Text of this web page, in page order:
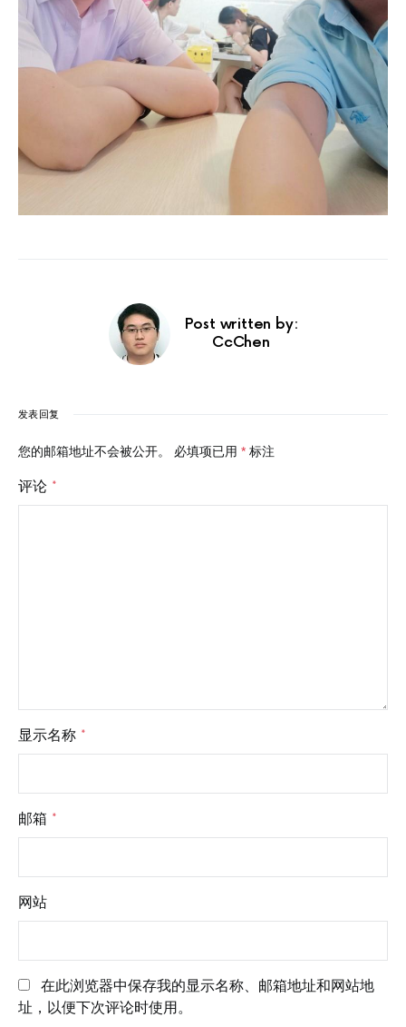
Post written by:
CcChen
发表回复
您的邮箱地址不会被公开。 必填项已用 * 标注
评论 *
显示名称 *
邮箱 *
网站
在此浏览器中保存我的显示名称、邮箱地址和网站地
址，以便下次评论时使用。